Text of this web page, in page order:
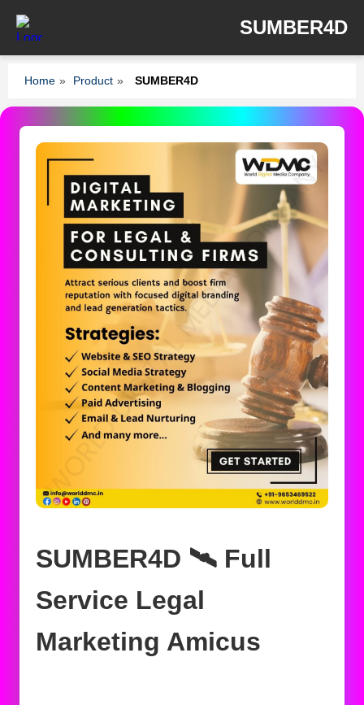
SUMBER4D
Home » Product » SUMBER4D
SUMBER4D 🛰️‍ Full
Service Legal
Marketing Amicus